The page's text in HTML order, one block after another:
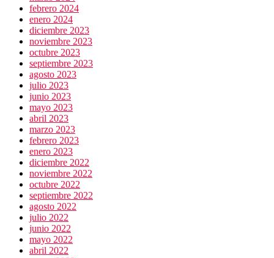
febrero 2024
enero 2024
diciembre 2023
noviembre 2023
octubre 2023
septiembre 2023
agosto 2023
julio 2023
junio 2023
mayo 2023
abril 2023
marzo 2023
febrero 2023
enero 2023
diciembre 2022
noviembre 2022
octubre 2022
septiembre 2022
agosto 2022
julio 2022
junio 2022
mayo 2022
abril 2022